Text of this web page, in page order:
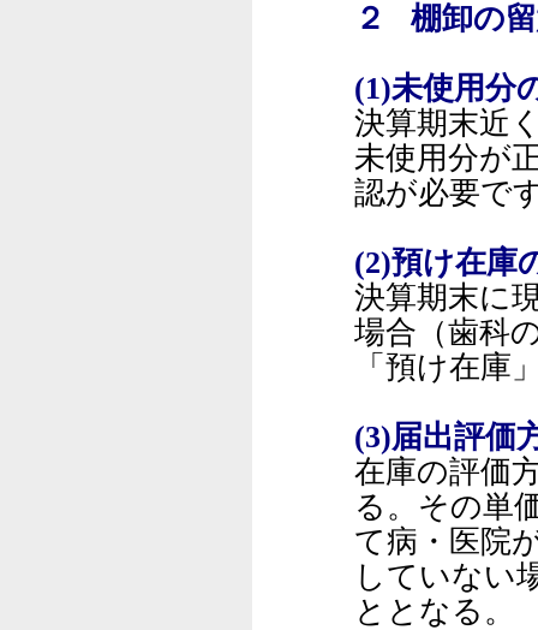
２ 棚卸の
(1)未使用分
決算期末近
未使用分が
認が必要で
(2)預け在庫
決算期末に
場合（歯科
「預け在庫
(3)届出評価
在庫の評価
る。その単
て病・医院
していない
ととなる。